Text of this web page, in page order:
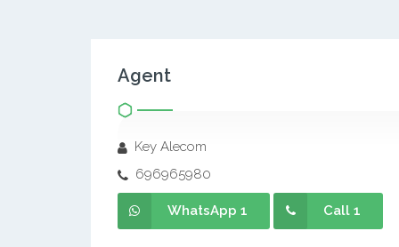
Agent
Key Alecom
696965980
WhatsApp 1 Call 1